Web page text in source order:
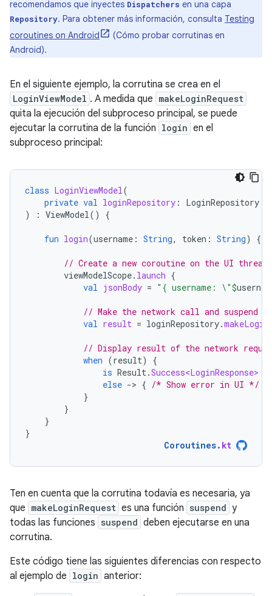
recomendamos que inyectes Dispatchers en una capa
Repository. Para obtener más información, consulta Testing
coroutines on Android
(Cómo probar corrutinas en
Android).
En el siguiente ejemplo, la corrutina se crea en el
LoginViewModel . A medida que makeLoginRequest
quita la ejecución del subproceso principal, se puede
ejecutar la corrutina de la función login en el
subproceso principal:
class LoginViewModel(
private val loginRepository :
LoginRepository
)
: ViewModel() {
fun login(username : String, token : String) {
// Create a new coroutine on the UI thread
viewModelScope. launch {
val jsonBody = "{ username: \"$
// Make the network call and
val result = loginRepository.
// Display result of the network
when (result)
{
is Result.Success<LoginResponse>
else -> { /* Show error in UI */
}
}
}
}
Coroutines. kt
Ten en cuenta que la corrutina todavía es necesaria, ya
que makeLoginRequest es una función suspend y
todas las funciones suspend deben ejecutarse en una
corrutina.
Este código tiene las siguientes diferencias con respecto
al ejemplo de login anterior: